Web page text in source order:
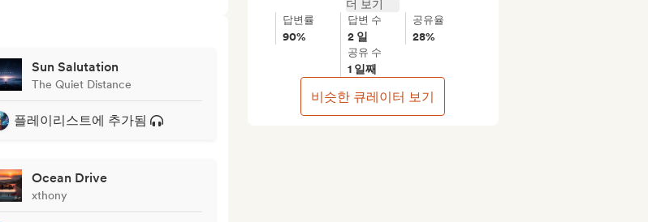
Sun Salutation
The Quiet Distance
플레이리스트에 추가됨
Ocean Drive
xthony
더 보기
답변률
90%
답변 수
2 일
공유율
28%
공유 수
1 일째
비슷한 큐레이터 보기